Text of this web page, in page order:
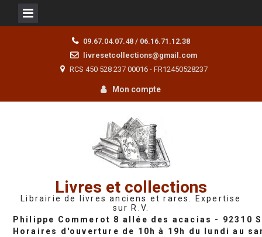
09.67.04.07.48 / 06.16.71.12.38
livresetcollections@gmail.com
RCS 450 528 237 00016 - FR12450528237
Mon compte
Livres et collections
Librairie de livres anciens et rares. Expertise
sur R.V.